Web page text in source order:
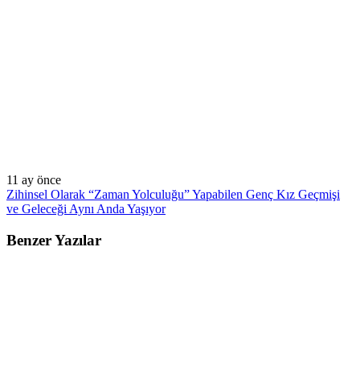
11 ay önce
Zihinsel Olarak “Zaman Yolculuğu” Yapabilen Genç Kız Geçmişi
ve Geleceği Aynı Anda Yaşıyor
Benzer Yazılar